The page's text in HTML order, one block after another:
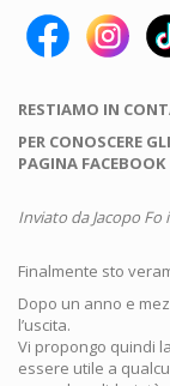
RESTIAMO IN
PER CONOSCERE
PAGINA FACEBOOK
Inviato daJacopo Fo
Finalmente sto
Dopo un anno e
l’uscita.
Vi propongo quindi
essere utile a